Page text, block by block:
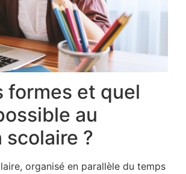
formes et quel
au
scolaire ?
organisé en parallèle du temps